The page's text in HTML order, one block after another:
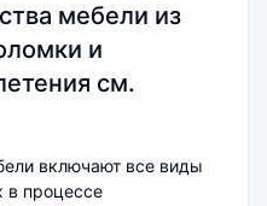
мебели из
и
см.
включают все виды
в процессе